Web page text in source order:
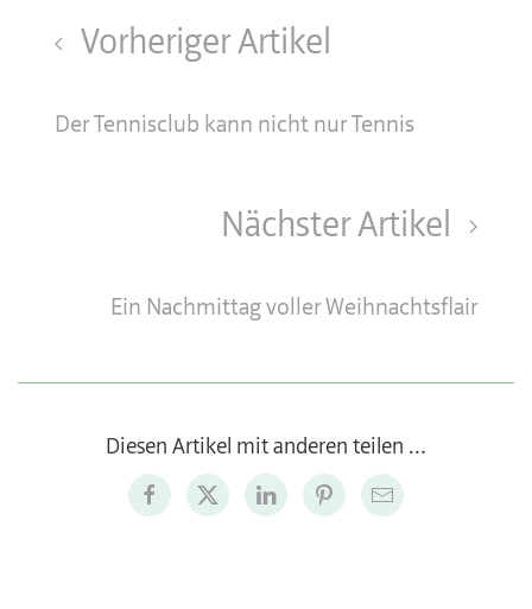
Vorheriger Artikel
Der Tennisclub kann nicht nur Tennis
Nächster Artikel
Ein Nachmittag voller Weihnachtsflair
Diesen Artikel mit anderen teilen …